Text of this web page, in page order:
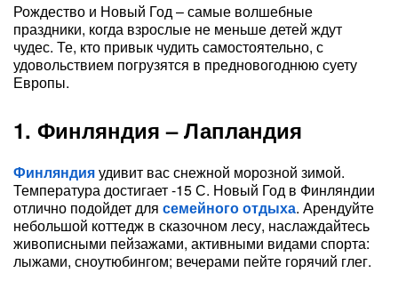
Рождество и Новый Год – самые волшебные
праздники, когда взрослые не меньше детей ждут
чудес. Те, кто привык чудить самостоятельно, с
удовольствием погрузятся в предновогоднюю суету
Европы.
1. Финляндия – Лапландия
Финляндияудивит вас снежной морозной зимой.
Температура достигает -15 С. Новый Год в Финляндии
отлично подойдет для семейного отдыха. Арендуйте
небольшой коттедж в сказочном лесу, наслаждайтесь
живописными пейзажами, активными видами спорта:
лыжами, сноутюбингом; вечерами пейте горячий глег.